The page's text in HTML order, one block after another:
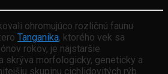
ohromujúco rozličnú faunu
Tanganika, ktorého vek sa
rokov, je najstaršie
skrýva morfologicky, geneticky a
skupinu cichlidovitých rýb.